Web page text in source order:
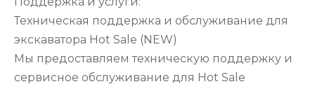
Техническая поддержка и обслуживание для
экскаватора Hot Sale (NEW)
Мы предоставляем техническую поддержку и
сервисное обслуживание для Hot Sale